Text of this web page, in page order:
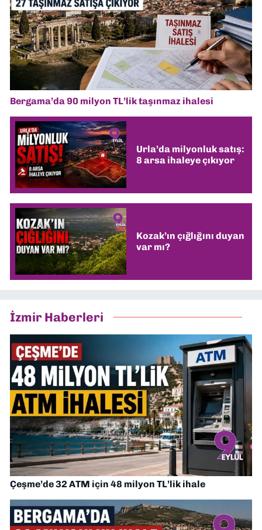
Bergama’da 90 milyon TL’lik taşınmaz ihalesi
Urla’da milyonluk satış:
8 arsa ihaleye çıkıyor
Kozak’ın çığlığını duyan
var mı?
İzmir Haberleri
Çeşme’de 32 ATM için 48 milyon TL’lik ihale